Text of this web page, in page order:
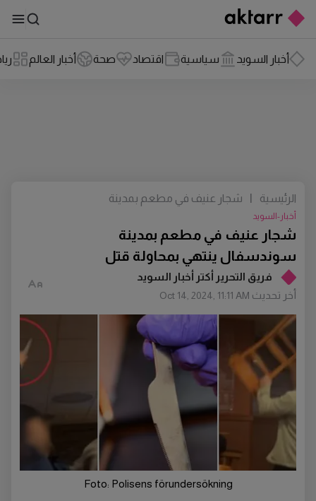
أخبار السويد سياسية اقتصاد صحة أخبار العالم
فريق التحرير أكتر أخبار السويد
أخر تحديث Oct 14, 2024, 11:11 AM
شجار عنيف في مطعم بمدينة
سوندسفال ينتهي بمحاولة قتل
أخبار-السويد
الرئيسية |
شجار عنيف في مطعم بمدينة
Foto: Polisens förundersökning